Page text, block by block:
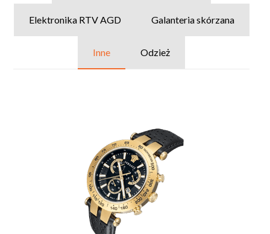
Elektronika RTV AGD Galanteria skórzana
Inne Odzież